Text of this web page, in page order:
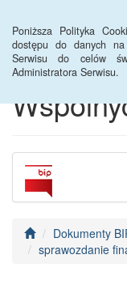
Poniższa Polityka
dostępu do danych na
Serwisu do celów
Administratora Serwisu.
Dokumenty
sprawozdanie